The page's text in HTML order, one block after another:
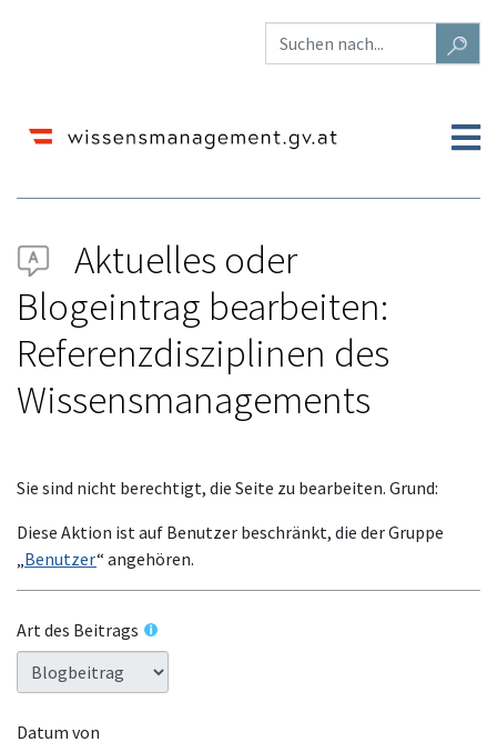
Aktuelles oder
Blogeintrag bearbeiten:
Referenzdisziplinen des
Wissensmanagements
Wechseln zu:Navigation, Suche
Sie sind nicht berechtigt, die Seite zu bearbeiten. Grund:
Diese Aktion ist auf Benutzer beschränkt, die der Gruppe
Benutzer“ angehören.
Art des Beitrags
Datum von